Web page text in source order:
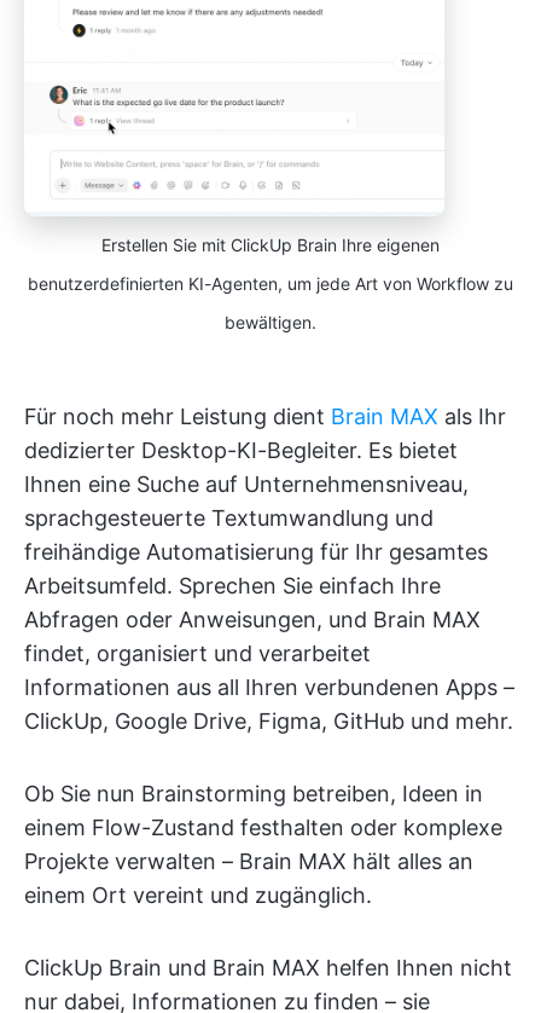
Erstellen Sie mit ClickUp Brain Ihre eigenen
benutzerdefinierten KI-Agenten, um jede Art von Workflow zu
bewältigen.
Für noch mehr Leistung dient Brain MAX als Ihr
dedizierter Desktop-KI-Begleiter. Es bietet
Ihnen eine Suche auf Unternehmensniveau,
sprachgesteuerte Textumwandlung und
freihändige Automatisierung für Ihr gesamtes
Arbeitsumfeld. Sprechen Sie einfach Ihre
Abfragen oder Anweisungen, und Brain MAX
findet, organisiert und verarbeitet
Informationen aus all Ihren verbundenen Apps –
ClickUp, Google Drive, Figma, GitHub und mehr.
Ob Sie nun Brainstorming betreiben, Ideen in
einem Flow-Zustand festhalten oder komplexe
Projekte verwalten – Brain MAX hält alles an
einem Ort vereint und zugänglich.
ClickUp Brain und Brain MAX helfen Ihnen nicht
nur dabei, Informationen zu finden – sie